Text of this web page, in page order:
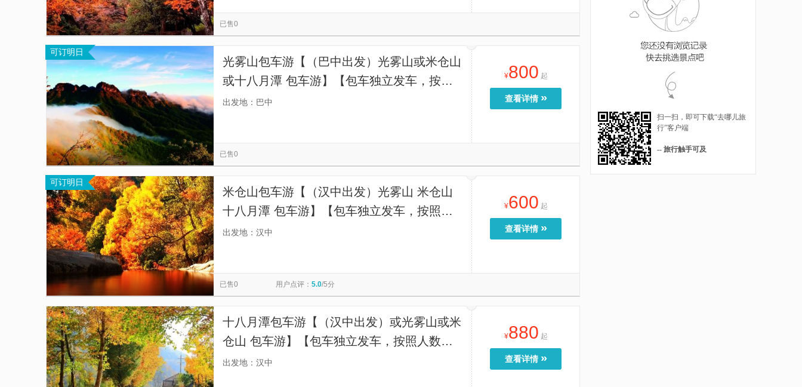
已售0
可订明日
光雾山包车游【（巴中出发）光雾山或米仓山
或十八月潭 包车游】【包车独立发车，按照
人数选择车型，价格指的是一辆车的价格，独
出发地：巴中
¥800 起
查看详情 »
已售0
可订明日
米仓山包车游【（汉中出发）光雾山 米仓山
十八月潭 包车游】【包车独立发车，按照人
数选择车型，价格指的是一辆车的价格，独立
出发地：汉中
¥600 起
查看详情 »
已售0 用户点评： 5.0/5分
十八月潭包车游【（汉中出发）或光雾山或米
仓山 包车游】【包车独立发车，按照人数选
择车型，价格指的是一辆车的价格，独立包车
出发地：汉中
¥880 起
查看详情 »
扫一扫，即可下载“去哪儿旅
行”客户端
-- 旅行触手可及